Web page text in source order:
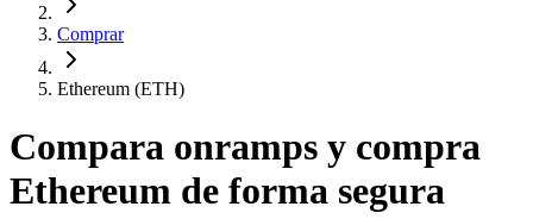
Comprar
Ethereum (ETH)
Compara onramps y compra
Ethereum de forma segura